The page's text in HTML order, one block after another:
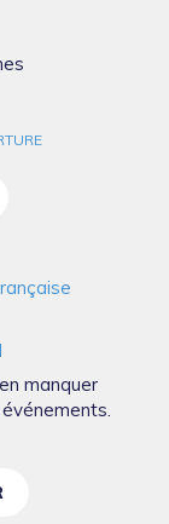
manquer